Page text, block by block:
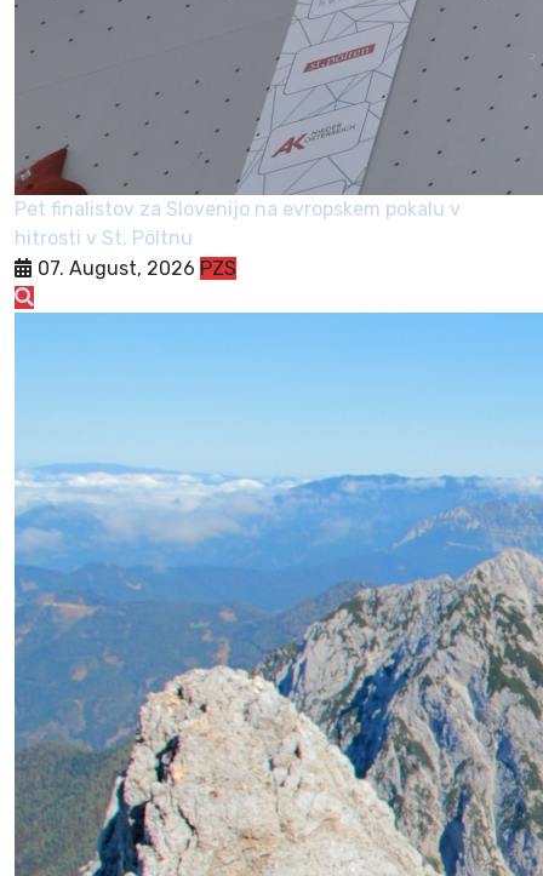
Pet finalistov za Slovenijo na evropskem pokalu v
hitrosti v St. Pöltnu
07. August, 2026 PZS